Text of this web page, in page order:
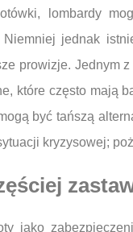
lombardy
jednak
prowizje. Jednym
które często mają
być tańszą
kryzysowej;
jako